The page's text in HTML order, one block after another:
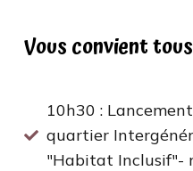
Vous convient
10h30 :
quartier
"Habitat Inclusif"-